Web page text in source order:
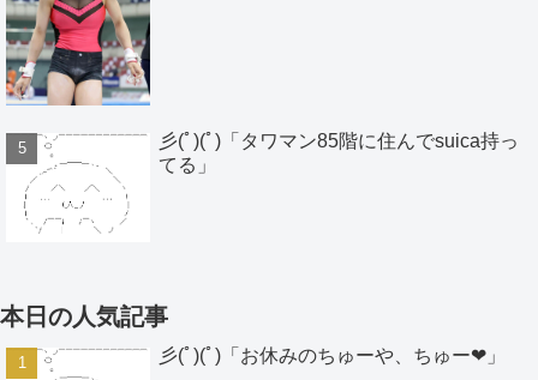
彡(ﾟ)(ﾟ)「タワマン85階に住んでsuica持っ
てる」
本日の人気記事
彡(ﾟ)(ﾟ)「お休みのちゅーや、ちゅー❤」